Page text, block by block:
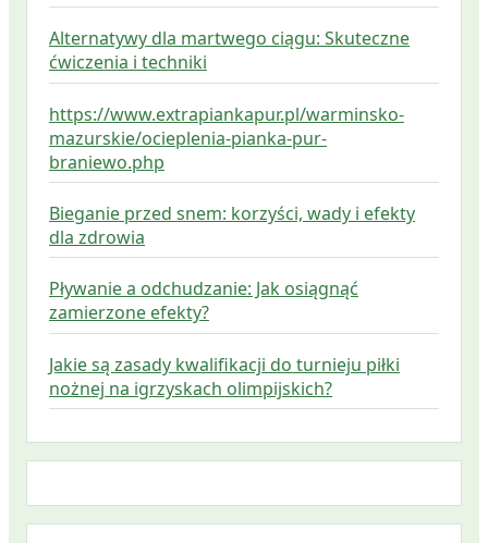
Alternatywy dla martwego ciągu: Skuteczne
ćwiczenia i techniki
https://www.extrapiankapur.pl/warminsko-
mazurskie/ocieplenia-pianka-pur-
braniewo.php
Bieganie przed snem: korzyści, wady i efekty
dla zdrowia
Pływanie a odchudzanie: Jak osiągnąć
zamierzone efekty?
Jakie są zasady kwalifikacji do turnieju piłki
nożnej na igrzyskach olimpijskich?